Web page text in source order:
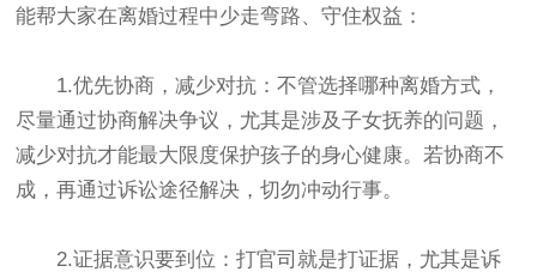
能帮大家在离婚过程中少走弯路、守住权益：
1.优先协商，减少对抗：不管选择哪种离婚方式，
尽量通过协商解决争议，尤其是涉及子女抚养的问题，
减少对抗才能最大限度保护孩子的身心健康。若协商不
成，再通过诉讼途径解决，切勿冲动行事。
2.证据意识要到位：打官司就是打证据，尤其是诉